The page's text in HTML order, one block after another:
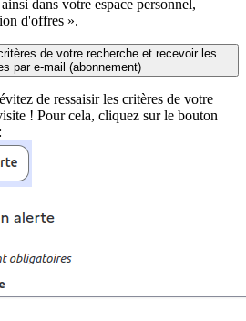
dans votre espace personnel,
d'offres ».
de votre recherche et recevoir les
par e-mail (abonnement)
de ressaisir les critères de votre
! Pour cela, cliquez sur le bouton